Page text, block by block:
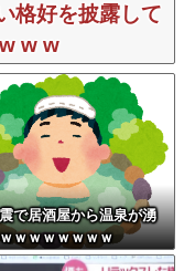
格好を披露して
w w
で居酒屋から温泉が湧
ｗｗｗｗｗｗｗ